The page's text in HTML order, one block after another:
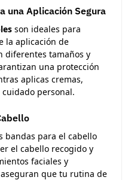
una Aplicación Segura
son ideales para
la aplicación de
diferentes tamaños y
una protección
aplicas cremas,
personal.
bandas para el cabello
el cabello recogido y
faciales y
que tu rutina de